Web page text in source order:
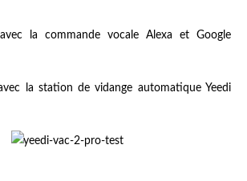
la commande vocale Alexa et Google
la station de vidange automatique Yeedi